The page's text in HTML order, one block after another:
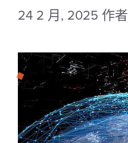
24 2 月, 2025 作者